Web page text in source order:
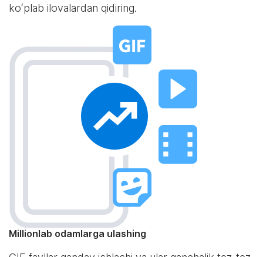
koʻplab ilovalardan qidiring.
Millionlab odamlarga ulashing